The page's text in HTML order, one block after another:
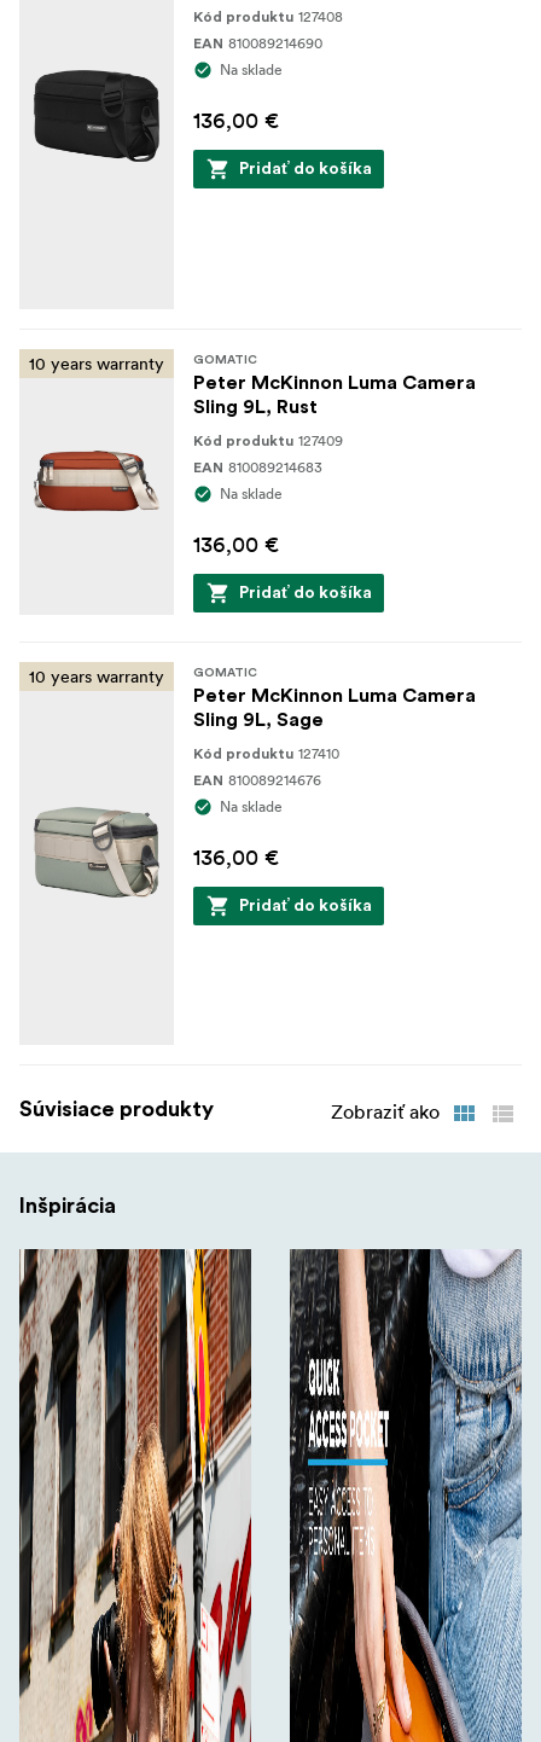
Kód produktu 127408
EAN 810089214690
Na sklade
136,00 €
Pridať do košíka
10 years warranty GOMATIC
Peter McKinnon Luma Camera
Sling 9L, Rust
Kód produktu 127409
EAN 810089214683
Na sklade
136,00 €
Pridať do košíka
10 years warranty GOMATIC
Peter McKinnon Luma Camera
Sling 9L, Sage
Kód produktu 127410
EAN 810089214676
Na sklade
136,00 €
Pridať do košíka
Súvisiace produkty Zobraziť ako
Inšpirácia